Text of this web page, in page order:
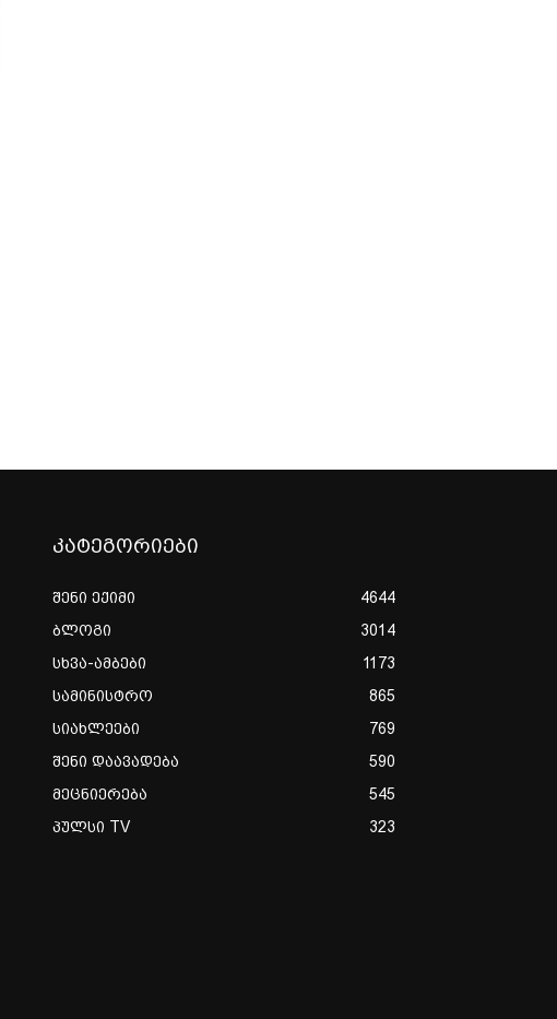
კატეგორიები
შენი ექიმი
4644
ბლოგი
3014
სხვა-ამბები
1173
სამინისტრო
865
სიახლეები
769
შენი დაავადება
590
მეცნიერება
545
პულსი TV
323